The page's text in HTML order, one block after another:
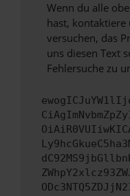
Wenn du alle
hast,
versuchen, das
uns diesen Text
Fehlersuche zu